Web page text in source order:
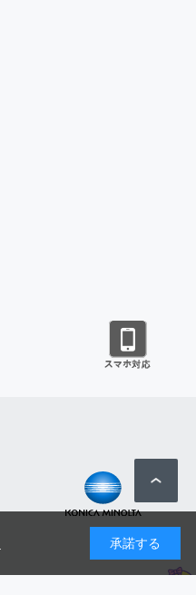
承諾する